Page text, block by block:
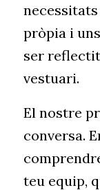
pròpia i
ser
vestuari.
El nostre
conversa.
teu equip,